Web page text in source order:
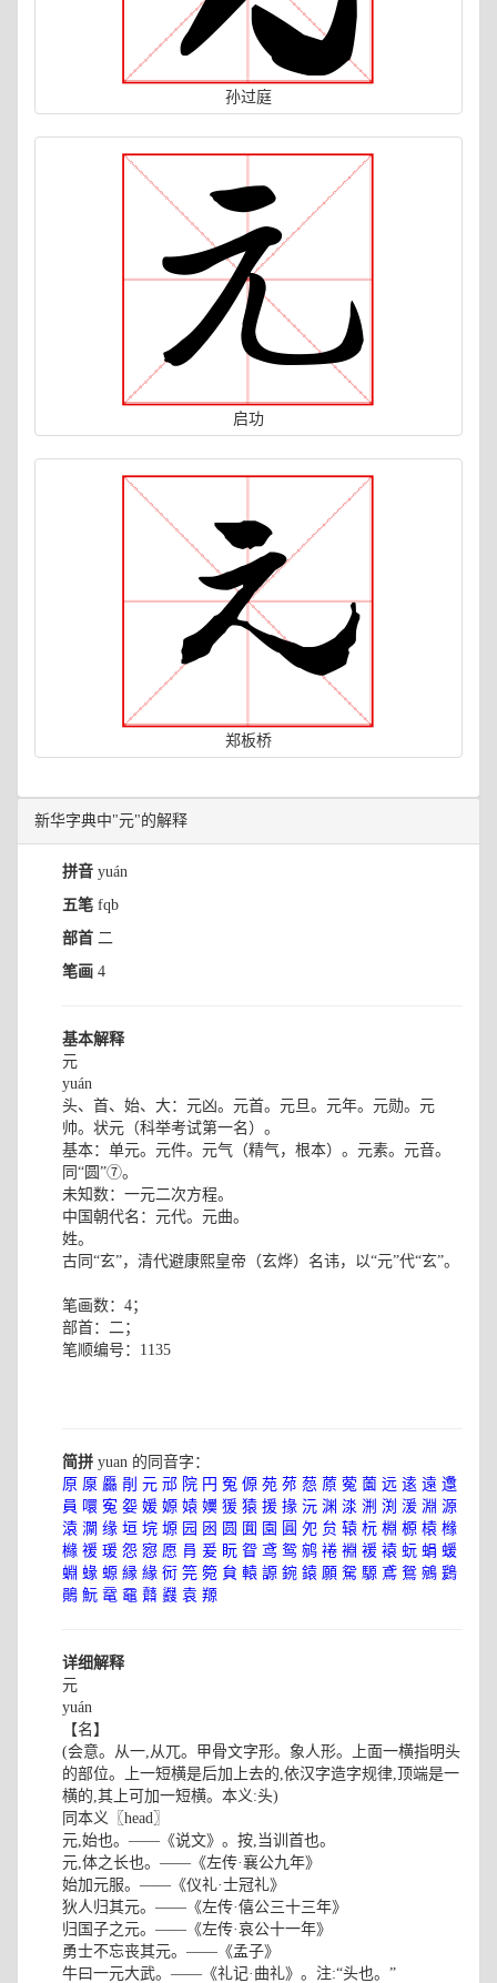
孙过庭
启功
郑板桥
新华字典中"元"的解释
拼音 yuán
五笔 fqb
部首 二
笔画 4
基本解释
元
yuán
头、首、始、大：元凶。元首。元旦。元年。元勋。元
帅。状元（科举考试第一名）。
基本：单元。元件。元气（精气，根本）。元素。元音。
同“圆”⑦。
未知数：一元二次方程。
中国朝代名：元代。元曲。
姓。
古同“玄”，清代避康熙皇帝（玄烨）名讳，以“元”代“玄”。
笔画数：4；
部首：二；
笔顺编号：1135
简拼 yuan 的同音字：
原 厡 厵 剈 元 邧 院 円 冤 傆 苑 茒 葾 蒝 蒬 薗 远 逺 遠 邍
員 噮 寃 妴 媛 嫄 媴 嬽 猨 猿 援 掾 沅 渊 渁 渆 渕 湲 淵 源
溒 灁 缘 垣 垸 塬 园 囦 圆 圎 園 圓 夗 贠 辕 杬 棩 榞 榬 橼
櫞 禐 瑗 怨 惌 愿 肙 爰 盶 眢 鸢 鸳 鹓 裷 裫 褑 褤 蚖 蜎 蝯
蜵 蝝 螈 縁 緣 衏 笎 箢 貟 轅 謜 鋺 鎱 願 駌 騵 鳶 鴛 鵷 鶢
鶰 魭 鼋 黿 鼘 鼝 袁 羱
详细解释
元
yuán
【名】
(会意。从一,从兀。甲骨文字形。象人形。上面一横指明头
的部位。上一短横是后加上去的,依汉字造字规律,顶端是一
横的,其上可加一短横。本义:头)
同本义〖head〗
元,始也。——《说文》。按,当训首也。
元,体之长也。——《左传·襄公九年》
始加元服。——《仪礼·士冠礼》
狄人归其元。——《左传·僖公三十三年》
归国子之元。——《左传·哀公十一年》
勇士不忘丧其元。——《孟子》
牛曰一元大武。——《礼记·曲礼》。注:“头也。”